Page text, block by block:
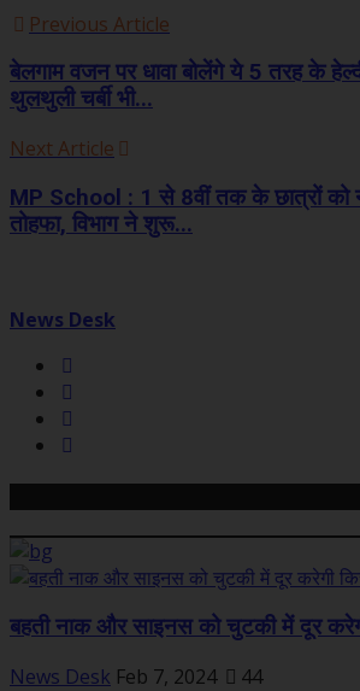
Previous Article
बेलगाम वजन पर धावा बोलेंगे ये 5 तरह के
थुलथुली चर्बी भी...
Next Article
MP School : 1 से 8वीं तक के छात्रों को
तोहफा, विभाग ने शुरू...
News Desk
बहती नाक और साइनस को चुटकी में दूर
News Desk Feb 7, 2024 44